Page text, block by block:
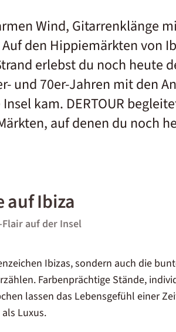
Wind, Gitarrenklänge
den Hippiemärkten von
erlebst du noch heute
und 70er-Jahren mit den
kam. DERTOUR
auf denen du noch
auf Ibiza
auf der Insel
Ibizas, sondern auch die
Farbenprächtige Stände,
lassen das Lebensgefühl einer
Luxus.